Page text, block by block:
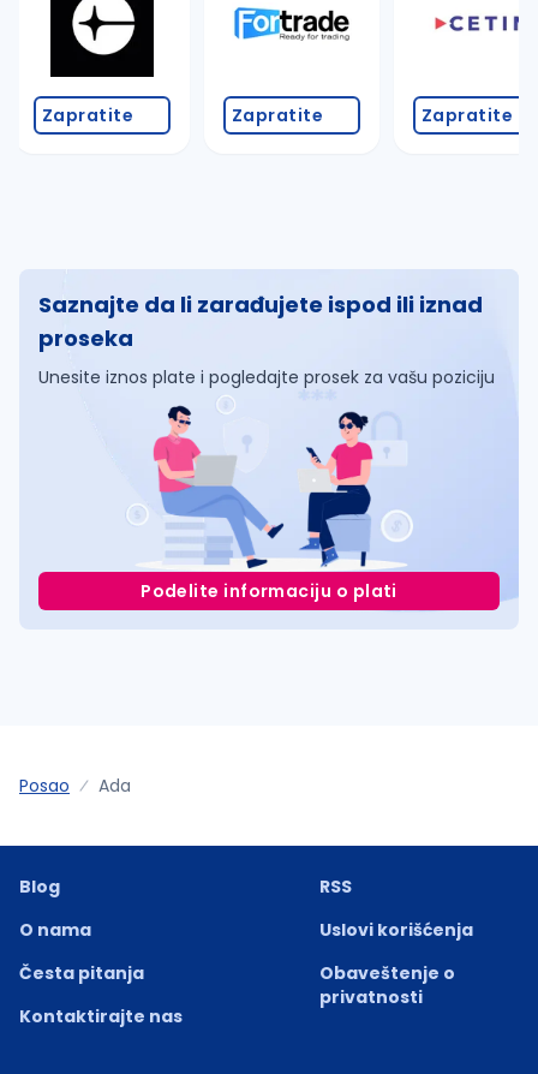
Zapratite Zapratite Zapratite
Saznajte da li zarađujete ispod ili iznad
proseka
Unesite iznos plate i pogledajte prosek za vašu poziciju
Podelite informaciju o plati
Posao Ada
Blog
O nama
Česta pitanja
Kontaktirajte nas
RSS
Uslovi korišćenja
Obaveštenje o
privatnosti